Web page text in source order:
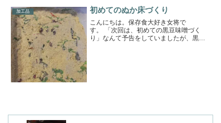
加工品 初めてのぬか床づくり
こんにちは。保存食大好き女将で
す。 「次回は、初めての黒豆味噌づく
り」なんて予告をしていましたが、黒豆